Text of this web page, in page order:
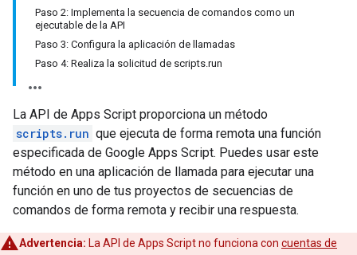
Paso 2: Implementa la secuencia de comandos como un
ejecutable de la API
Paso 3: Configura la aplicación de llamadas
Paso 4: Realiza la solicitud de scripts.run
La API de Apps Script proporciona un método
scripts.run que ejecuta de forma remota una función
especificada de Google Apps Script. Puedes usar este
método en una aplicación de llamada para ejecutar una
función en uno de tus proyectos de secuencias de
comandos de forma remota y recibir una respuesta.
Advertencia: La API de Apps Script no funciona con cuentas de